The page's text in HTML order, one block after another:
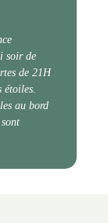
soir de
de 21H
étoiles.
au bord